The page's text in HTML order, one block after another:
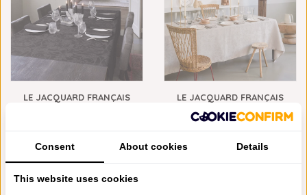
LE JACQUARD FRANÇAIS
LE JACQUARD FRANÇAIS
€245,00
VOORRADIG
Consent About cookies Details
This website uses cookies